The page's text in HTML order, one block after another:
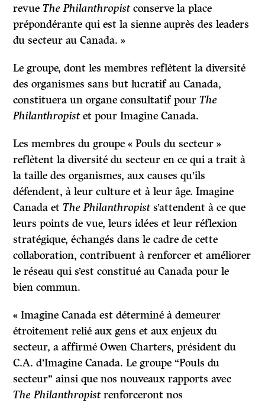
revueThe Philanthropistconserve la place
prépondérante qui est la sienne auprès des leaders
du secteur au Canada. »
Le groupe, dont les membres reflètent la diversité
des organismes sans but lucratif au Canada,
constituera un organe consultatif pourThe
Philanthropistet pour Imagine Canada.
Les membres du groupe « Pouls du secteur »
reflètent la diversité du secteur en ce qui a trait à
la taille des organismes, aux causes qu’ils
défendent, à leur culture et à leur âge. Imagine
Canada etThe Philanthropists’attendent à ce que
leurs points de vue, leurs idées et leur réflexion
stratégique, échangés dans le cadre de cette
collaboration, contribuent à renforcer et améliorer
le réseau qui s’est constitué au Canada pour le
bien commun.
« Imagine Canada est déterminé à demeurer
étroitement relié aux gens et aux enjeux du
secteur, a affirmé Owen Charters, président du
C.A. d’Imagine Canada. Le groupe “Pouls du
secteur” ainsi que nos nouveaux rapports avec
The Philanthropistrenforceront nos